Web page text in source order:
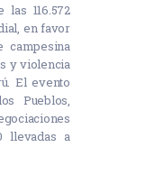
116.572
en favor
campesina
y violencia
El evento
Pueblos,
llevadas a